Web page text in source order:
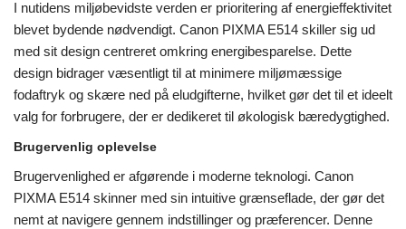
I nutidens miljøbevidste verden er prioritering af energieffektivitet
blevet bydende nødvendigt. Canon PIXMA E514 skiller sig ud
med sit design centreret omkring energibesparelse. Dette
design bidrager væsentligt til at minimere miljømæssige
fodaftryk og skære ned på eludgifterne, hvilket gør det til et ideelt
valg for forbrugere, der er dedikeret til økologisk bæredygtighed.
Brugervenlig oplevelse
Brugervenlighed er afgørende i moderne teknologi. Canon
PIXMA E514 skinner med sin intuitive grænseflade, der gør det
nemt at navigere gennem indstillinger og præferencer. Denne